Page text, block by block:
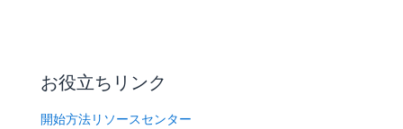
お役立ちリンク
開始方法リソースセンター